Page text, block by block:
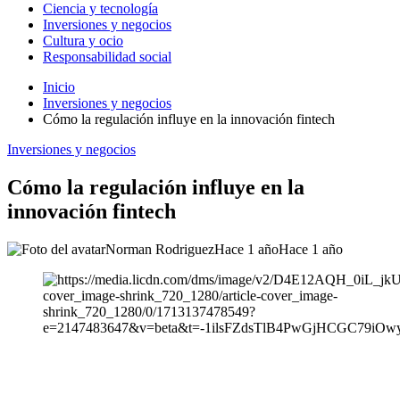
Ciencia y tecnología
Inversiones y negocios
Cultura y ocio
Responsabilidad social
Inicio
Inversiones y negocios
Cómo la regulación influye en la innovación fintech
Inversiones y negocios
Cómo la regulación influye en la
innovación fintech
Norman RodriguezHace 1 añoHace 1 año